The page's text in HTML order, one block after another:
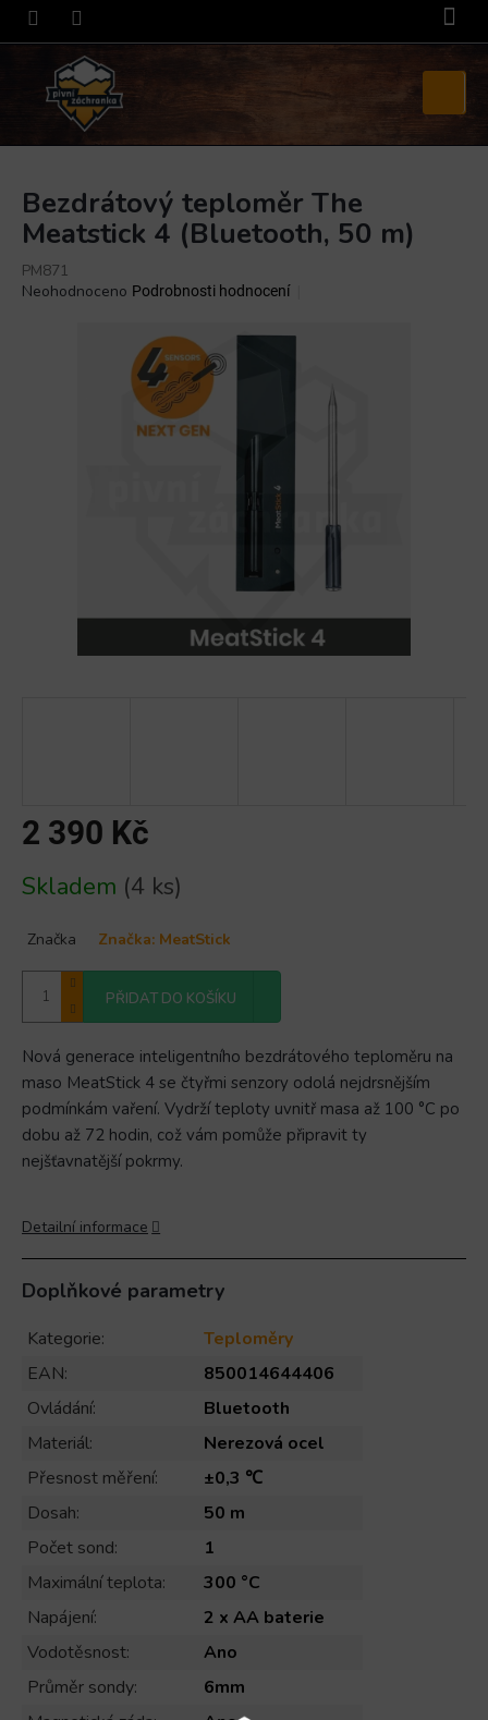
Přejít
obsah
košík
Bezdrátový teploměr The
Meatstick 4 (Bluetooth, 50 m)
PM871
Průměrné
Neohodnoceno Podrobnosti hodnocení
2 390 Kč
cena:
Skladem (4 ks)
Značka Značka: MeatStick
PŘIDAT DO KOŠÍKU
Nová generace inteligentního bezdrátového teploměru na
maso MeatStick 4 se čtyřmi senzory odolá nejdrsnějším
podmínkám vaření. Vydrží teploty uvnitř masa až 100 °C po
dobu až 72 hodin, což vám pomůže připravit ty
nejšťavnatější pokrmy.
Detailní informace
Doplňkové parametry
Kategorie:
Teploměry
EAN:
850014644406
Ovládání:
Bluetooth
Materiál:
Nerezová ocel
Přesnost měření:
±0,3 ℃
Dosah:
50 m
Počet sond:
1
Maximální teplota:
300 °C
Napájení:
2 x AA baterie
Vodotěsnost:
Ano
Průměr sondy:
6mm